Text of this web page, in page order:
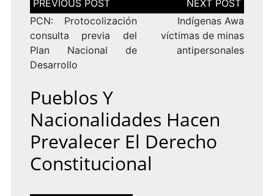
de
entradas
PCN: Protocolización
consulta previa del
Plan Nacional de
Desarrollo
Indígenas Awa
víctimas de minas
antipersonales
Pueblos Y
Nacionalidades Hacen
Prevalecer El Derecho
Constitucional